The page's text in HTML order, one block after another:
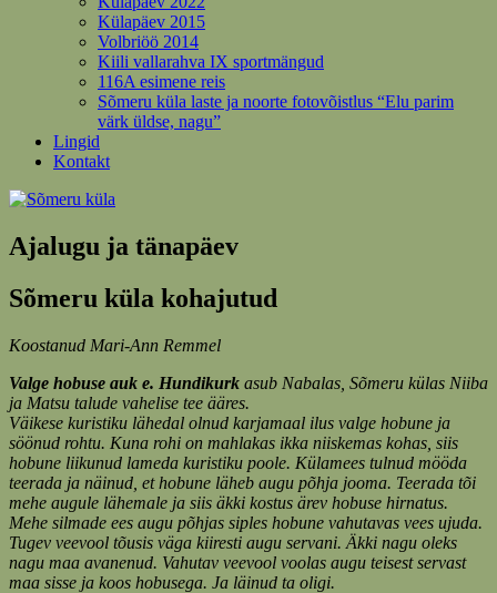
Külapäev 2015
Volbriöö 2014
Kiili vallarahva IX sportmängud
116A esimene reis
Sõmeru küla laste ja noorte fotovõistlus “Elu parim
värk üldse, nagu”
Lingid
Kontakt
Ajalugu ja tänapäev
Sõmeru küla kohajutud
Koostanud Mari-Ann Remmel
Valge hobuse auk e. Hundikurk asub Nabalas, Sõmeru külas Niiba
ja Matsu talude vahelise tee ääres.
Väikese kuristiku lähedal olnud karjamaal ilus valge hobune ja
söönud rohtu. Kuna rohi on mahlakas ikka niiskemas kohas, siis
hobune liikunud lameda kuristiku poole. Külamees tulnud mööda
teerada ja näinud, et hobune läheb augu põhja jooma. Teerada tõi
mehe augule lähemale ja siis äkki kostus ärev hobuse hirnatus.
Mehe silmade ees augu põhjas siples hobune vahutavas vees ujuda.
Tugev veevool tõusis väga kiiresti augu servani. Äkki nagu oleks
nagu maa avanenud. Vahutav veevool voolas augu teisest servast
maa sisse ja koos hobusega. Ja läinud ta oligi.